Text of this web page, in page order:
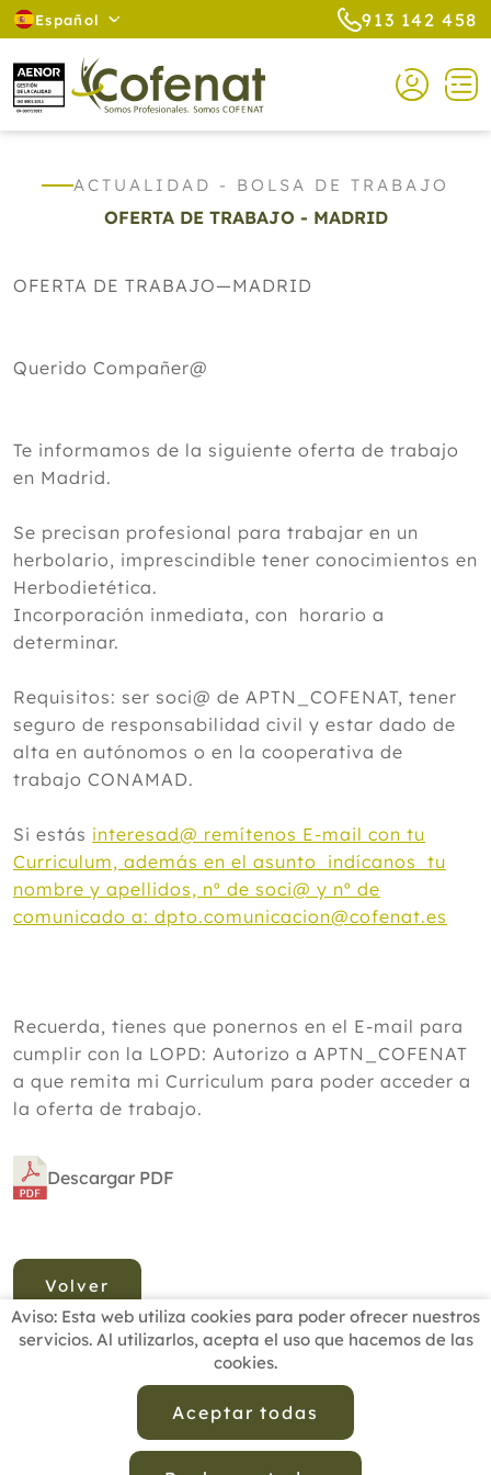
Español 913 142 458
ACTUALIDAD - BOLSA DE TRABAJO
OFERTA DE TRABAJO - MADRID
OFERTA DE TRABAJO—MADRID
Querido Compañer@
Te informamos de la siguiente oferta de trabajo
en Madrid.
Se precisan profesional para trabajar en un
herbolario, imprescindible tener conocimientos en
Herbodietética.
Incorporación inmediata, con horario a
determinar.
Requisitos: ser soci@ de APTN_COFENAT, tener
seguro de responsabilidad civil y estar dado de
alta en autónomos o en la cooperativa de
trabajo CONAMAD.
Si estás interesad@ remítenos E-mail con tu
Curriculum, además en el asunto indícanos tu
nombre y apellidos, nº de soci@ y nº de
comunicado a: dpto.comunicacion@cofenat.es
Recuerda, tienes que ponernos en el E-mail para
cumplir con la LOPD: Autorizo a APTN_COFENAT
a que remita mi Curriculum para poder acceder a
la oferta de trabajo.
Descargar PDF
Volver
Aviso: Esta web utiliza cookies para poder ofrecer nuestros
servicios. Al utilizarlos, acepta el uso que hacemos de las
cookies.
Aceptar todas
BUSCADOR PROFESIONALES
ESCUELAS RECOMENDADAS
CONTACTO